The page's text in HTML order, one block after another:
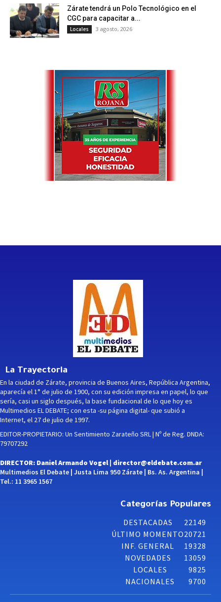
Zárate tendrá un Polo Tecnológico en el
CGC para capacitar a...
Locales 3 agosto, 2026
La Trayectoria
En la ciudad de Zárate, provincia de Buenos Aires, República Argentina,
aparecía el 1° de julio de 1900, con su edición impresa en papel, lo que
sería, casi un siglo después, la base fundacional de lo que hoy es
Multimedios EL DEBATE; con esta -su página digital- que subió a
Internet, el 27 de julio de 1997.
EDITOR-PROPIETARIO: Un Sentimiento Zarateño SRL | Nº de Reg. DNDA:
79707292
DIRECTOR: Daniel Armando Vogel | director@eldebate.com.ar
Multimedios El Debate | Justa Lima 950 Zárate | Bs. As. Argentina |
Tel.: 11 3965 1567
Categorías Populares
DESTACADAS
22149
ÚLTIMO MOMENTO20721
INF. GENERAL
19328
NOVEDADES
13059
LOCALES
9825
NACIONALES
9700